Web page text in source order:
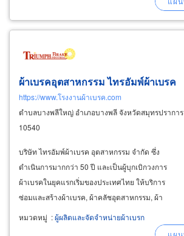
สำนักงานต่างๆ โรงพยาบาล และมหาวิทยาลัย
พร้อมเซอร์วิส
ผ้าเบรคอุตสาหกรรม ไทรอัมพ์ผ้าเบรค
https://www.โรงงานผ้าเบรค.com
ตำบลบางพลีใหญ่ อำเภอบางพลี จังหวัดสมุทรปราการ
10540
บริษัท ไทรอัมพ์ผ้าเบรค อุตสาหกรรม จำกัด ซึ่ง
ดำเนินการมากกว่า 50 ปี และเป็นผู้บุกเบิกวงการ
ผ้าเบรคในยุคแรกเริ่มของประเทศไทย ให้บริการ
ซ่อมและสร้างผ้าเบรค, ผ้าคลัชอุตสาหกรรม, ผ้า
เบรคเครื่องจักร, เบรกบล็อก เครื่องจักรอุตสาหกรรม
หนัก-เบา, แห้งและน้ำมัน เราคือผู้เชี่ยวชาญและ
หมวดหมู่ :ผู้ผลิตและจัดจำหน่ายผ้าเบรก